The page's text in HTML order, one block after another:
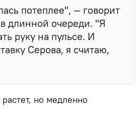
потеплее", — говорит
длинной очереди. "Я
руку на пульсе. И
Серова, я считаю,
но медленно